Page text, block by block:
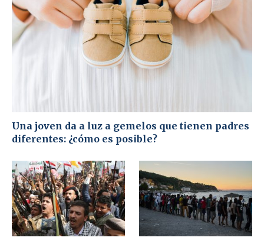
Una joven da a luz a gemelos que tienen padres
diferentes: ¿cómo es posible?